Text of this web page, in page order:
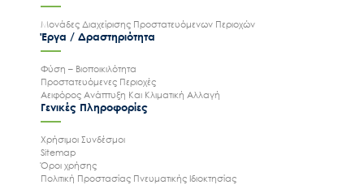
Μονάδες Διαχείρισης Προστατευόμενων Περιοχών
Έργα / Δραστηριότητα
Φύση – Βιοποικιλότητα
Προστατευόμενες Περιοχές
Αειφόρος Ανάπτυξη Και Κλιματική Αλλαγή
Γενικές Πληροφορίες
Χρήσιμοι Συνδέσμοι
Sitemap
Όροι χρήσης
Πολιτική Προστασίας Πνευματικής Ιδιοκτησίας